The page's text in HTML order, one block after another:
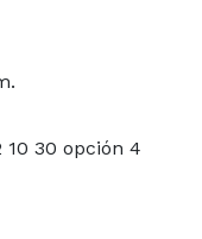
10 30 opción 4